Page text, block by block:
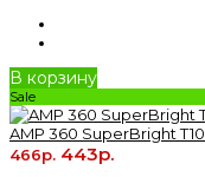
В корзину
Sale
AMP 360 SuperBright
466р. 443р.